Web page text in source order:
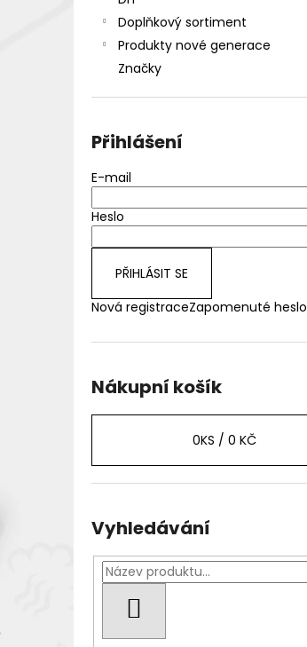
Doplňkový sortiment
Produkty nové generace
Značky
Přihlášení
E-mail
Heslo
PŘIHLÁSIT SE
Nová registraceZapomenuté heslo
Nákupní košík
0KS / 0 KČ
Vyhledávání
DEKANG DESERT SHIP 10ML 18MG
155 Kč
Původně: 195 Kč